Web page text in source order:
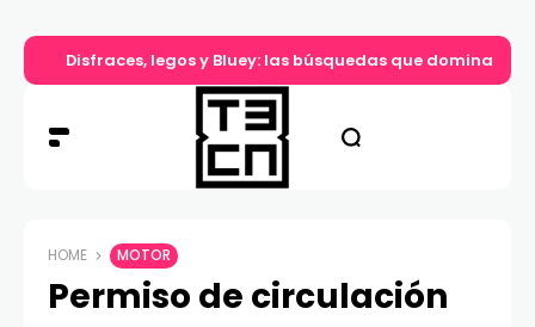
Disfraces, legos y Bluey: las búsquedas que dominan el
HOME MOTOR
Permiso de circulación